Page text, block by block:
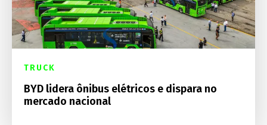
TRUCK
BYD lidera ônibus elétricos e dispara no
mercado nacional